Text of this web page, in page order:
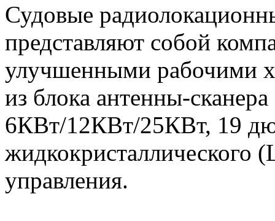
Судовые
представляют собой
улучшенными рабочими
из блока антенны-
6КВт/12КВт/25КВт, 19
жидкокристаллического
управления.